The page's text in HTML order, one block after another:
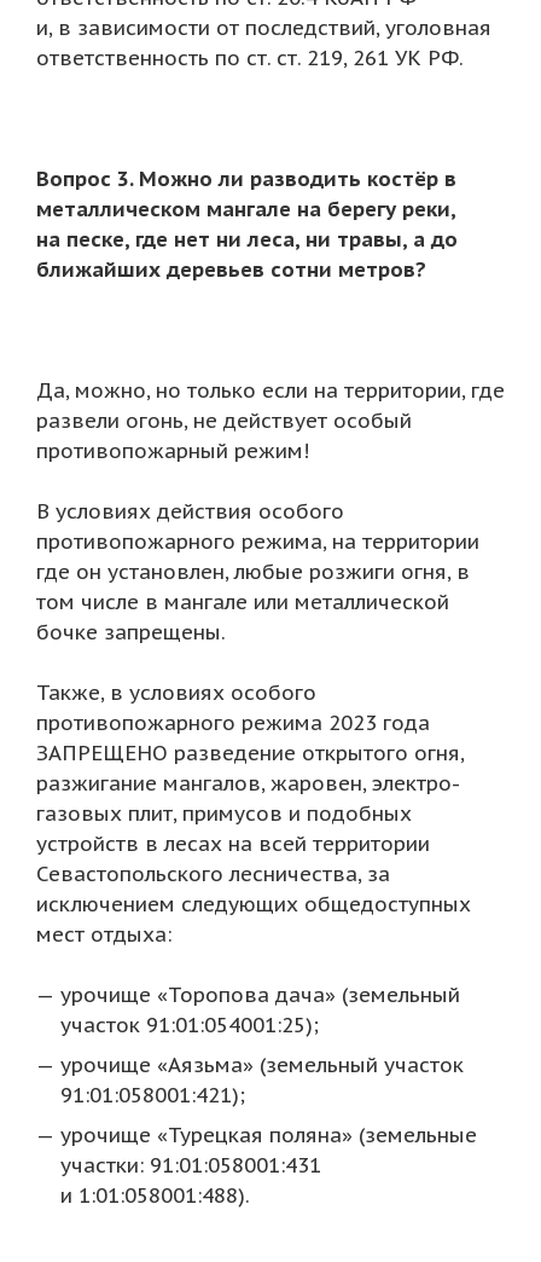
и, в зависимости от последствий, уголовная
ответственность по ст. ст. 219, 261 УК РФ.
Вопрос 3. Можно ли разводить костёр в
металлическом мангале на берегу реки,
на песке, где нет ни леса, ни травы, а до
ближайших деревьев сотни метров?
Да, можно, но только если на территории, где
развели огонь, не действует особый
противопожарный режим!
В условиях действия особого
противопожарного режима, на территории
где он установлен, любые розжиги огня, в
том числе в мангале или металлической
бочке запрещены.
Также, в условиях особого
противопожарного режима 2023 года
ЗАПРЕЩЕНО разведение открытого огня,
разжигание мангалов, жаровен, электро-
газовых плит, примусов и подобных
устройств в лесах на всей территории
Севастопольского лесничества, за
исключением следующих общедоступных
мест отдыха:
урочище «Торопова дача» (земельный
участок 91:01:054001:25);
урочище «Аязьма» (земельный участок
91:01:058001:421);
урочище «Турецкая поляна» (земельные
участки: 91:01:058001:431
и 1:01:058001:488).